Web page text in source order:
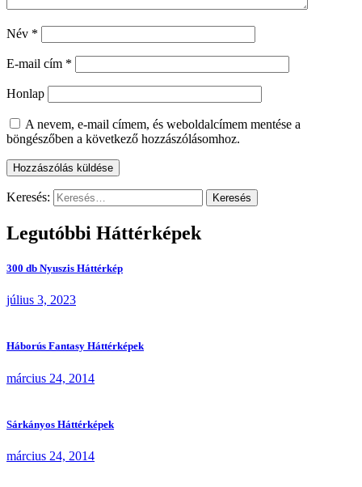
Név *
E-mail cím *
Honlap
A nevem, e-mail címem, és weboldalcímem mentése a
böngészőben a következő hozzászólásomhoz.
Keresés:
Legutóbbi Háttérképek
300 db Nyuszis Háttérkép
július 3, 2023
Háborús Fantasy Háttérképek
március 24, 2014
Sárkányos Háttérképek
március 24, 2014